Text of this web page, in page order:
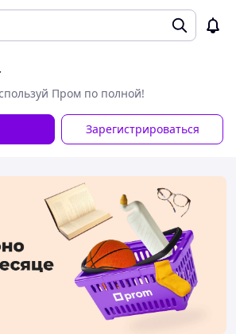
Пром по полной!
Зарегистрироваться